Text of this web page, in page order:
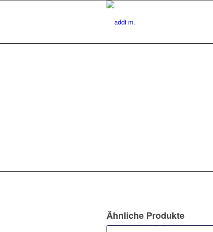
Ähnliche Produkte